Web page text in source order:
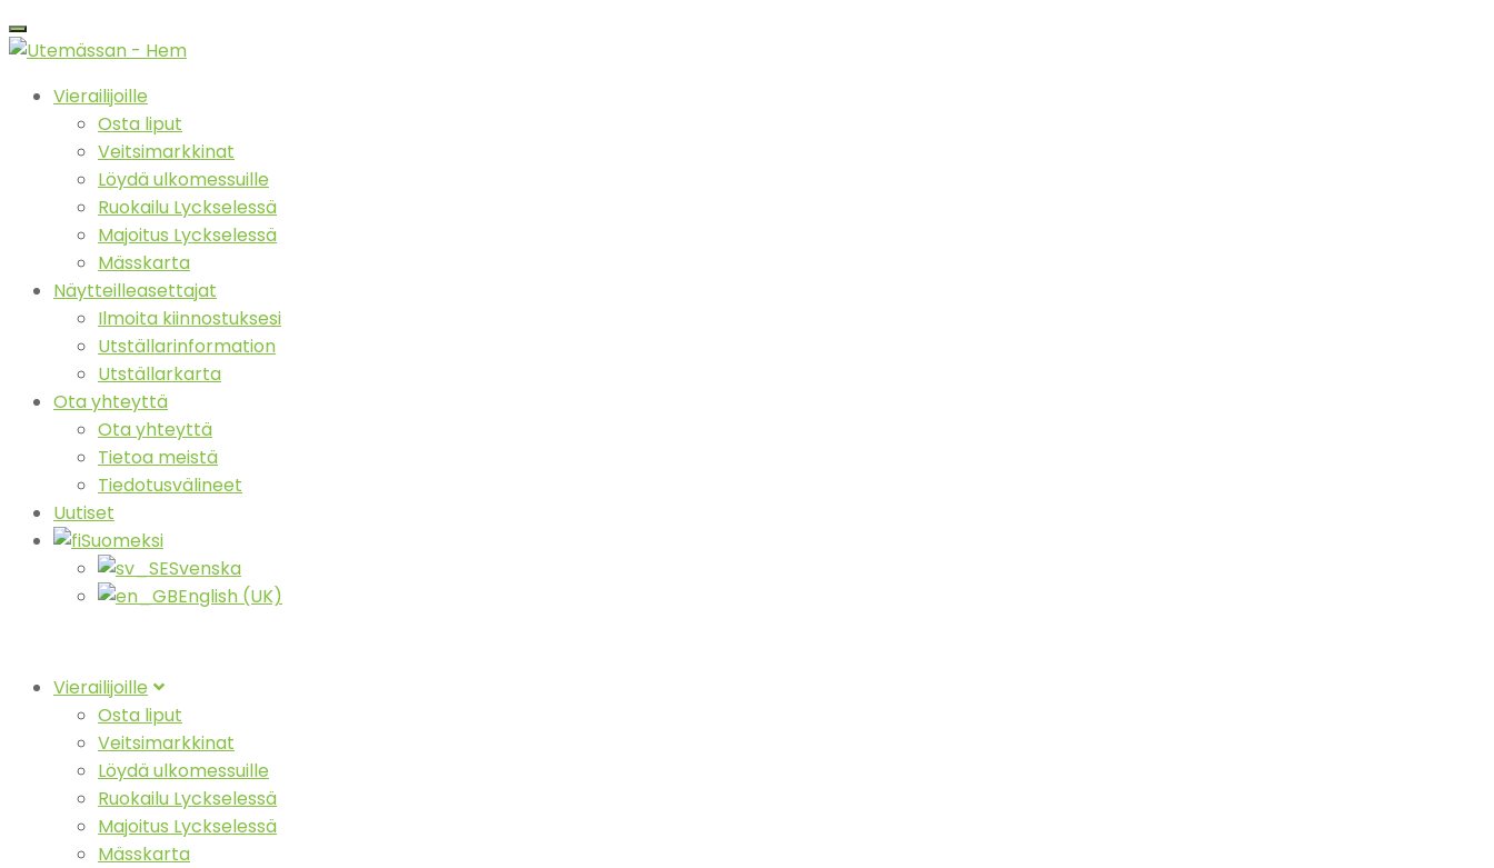
Vierailijoille
Osta liput
Veitsimarkkinat
Löydä ulkomessuille
Ruokailu Lyckselessä
Majoitus Lyckselessä
Mässkarta
Näytteilleasettajat
Ilmoita kiinnostuksesi
Utställarinformation
Utställarkarta
Ota yhteyttä
Ota yhteyttä
Tietoa meistä
Tiedotusvälineet
Uutiset
Suomeksi
Svenska
English (UK)
Vierailijoille
Osta liput
Veitsimarkkinat
Löydä ulkomessuille
Ruokailu Lyckselessä
Majoitus Lyckselessä
Mässkarta